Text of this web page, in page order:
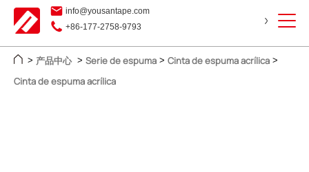
info@yousantape.com
+86-177-2758-9793
> 产品中心 > Serie de espuma > Cinta de espuma acrílica >
Cinta de espuma acrílica